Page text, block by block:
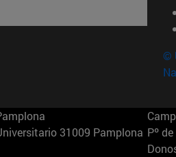
©
31009 Pamplona Pº